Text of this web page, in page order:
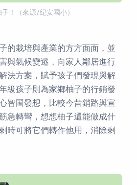
子！（來源/紀安國小）
的栽培與產業的方方面面，並
與氣候變遷，向家人鄰居進行
決方案，賦予孩子們發現與解
級孩子則為家鄉柚子的行銷發
智圖發想，比較今昔銷路與宣
急轉彎，想想柚子還能做成什
時可將它們轉作他用，消除剩